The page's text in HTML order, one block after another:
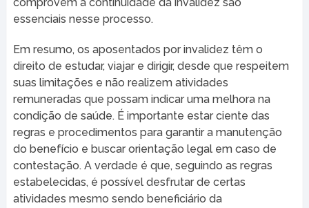
essenciais nesse processo.
Em resumo, os aposentados por invalidez têm o
direito de estudar, viajar e dirigir, desde que respeitem
suas limitações e não realizem atividades
remuneradas que possam indicar uma melhora na
condição de saúde. É importante estar ciente das
regras e procedimentos para garantir a manutenção
do benefício e buscar orientação legal em caso de
contestação. A verdade é que, seguindo as regras
estabelecidas, é possível desfrutar de certas
atividades mesmo sendo beneficiário da